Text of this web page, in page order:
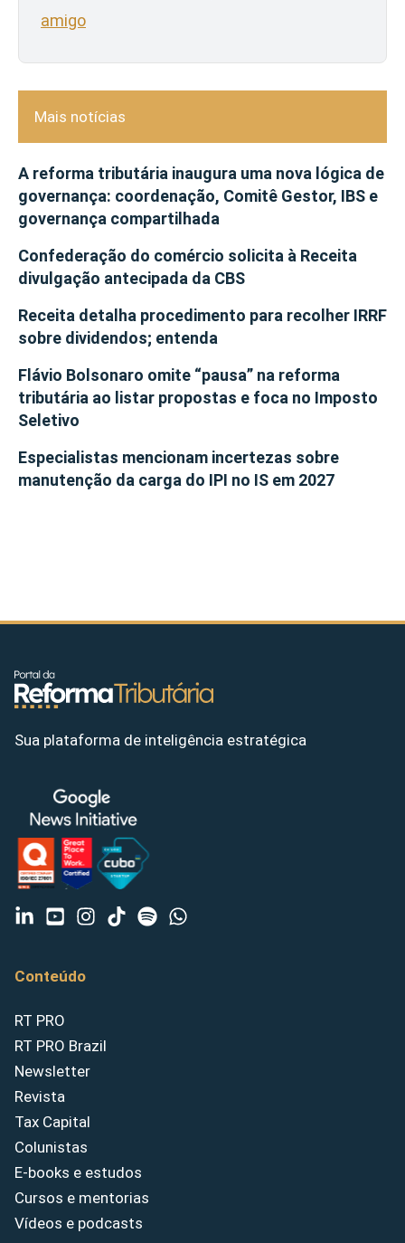
amigo
Mais notícias
A reforma tributária inaugura uma nova lógica de
governança: coordenação, Comitê Gestor, IBS e
governança compartilhada
Confederação do comércio solicita à Receita
divulgação antecipada da CBS
Receita detalha procedimento para recolher IRRF
sobre dividendos; entenda
Flávio Bolsonaro omite “pausa” na reforma
tributária ao listar propostas e foca no Imposto
Seletivo
Especialistas mencionam incertezas sobre
manutenção da carga do IPI no IS em 2027
Sua plataforma de inteligência estratégica
Conteúdo
RT PRO
RT PRO Brazil
Newsletter
Revista
Tax Capital
Colunistas
E-books e estudos
Cursos e mentorias
Vídeos e podcasts